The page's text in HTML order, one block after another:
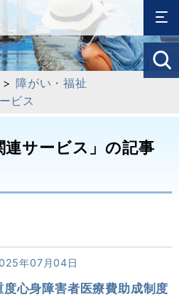
> 障がい・福祉
ビス
連サービス」の記事
年07月04日
度心身障害者医療費助成制度